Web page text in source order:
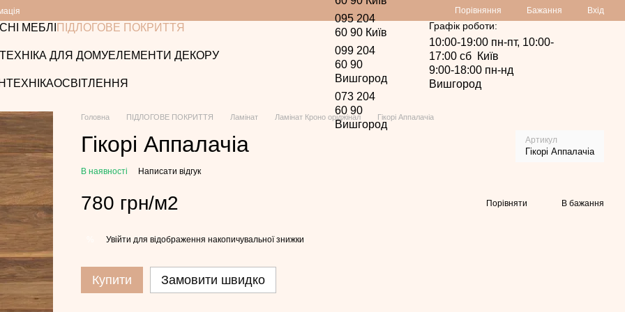
Порівняння Бажання Вхід
МЕБЛІ ПІДЛОГОВЕ ПОКРИТТЯ
ТЕХНІКА ДЛЯ ДОМУЕЛЕМЕНТИ ДЕКОРУ
ОСВІТЛЕННЯ
095 204
60 90 Київ
099 204
60 90
Вишгород
073 204
60 90
Вишгород
Графік роботи:
10:00-19:00 пн-пт, 10:00-
17:00 сб Київ
9:00-18:00 пн-нд
Вишгород
Головна ПІДЛОГОВЕ ПОКРИТТЯ Ламінат Ламінат Кроно оріджінал Гікорі Аппалачіа
Гікорі Аппалачіа Артикул
Гікорі Аппалачіа
В наявності Написати відгук
780 грн/м2 Порівняти В бажання
Увійти для відображення накопичувальної знижки
Купити Замовити швидко